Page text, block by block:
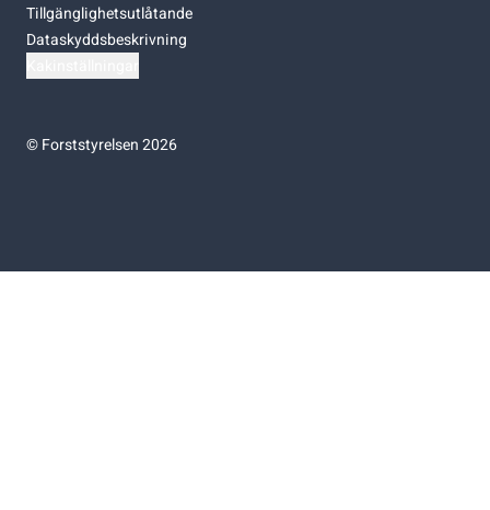
Tillgänglighetsutlåtande
Dataskyddsbeskrivning
©Forststyrelsen 2026